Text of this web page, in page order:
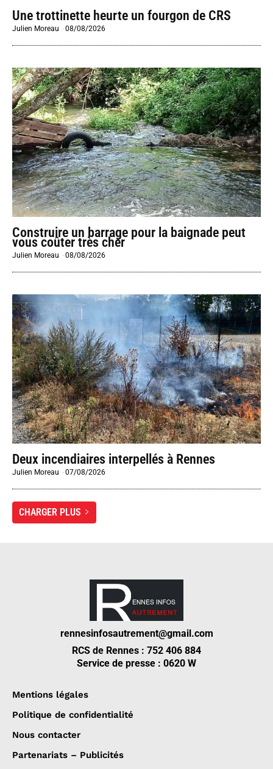
Une trottinette heurte un fourgon de CRS
Julien Moreau -08/08/2026
Construire un barrage pour la baignade peut
vous coûter très cher
Julien Moreau -08/08/2026
Deux incendiaires interpellés à Rennes
Julien Moreau -07/08/2026
CHARGER PLUS
rennesinfosautrement@gmail.com
RCS de Rennes : 752 406 884
Service de presse : 0620 W
Mentions légales
Politique de confidentialité
Nous contacter
Partenariats – Publicités